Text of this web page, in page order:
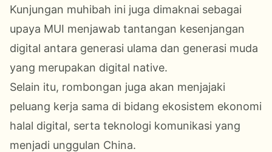
Kunjungan muhibah ini juga dimaknai sebagai
upaya MUI menjawab tantangan kesenjangan
digital antara generasi ulama dan generasi muda
yang merupakan digital native.
Selain itu, rombongan juga akan menjajaki
peluang kerja sama di bidang ekosistem ekonomi
halal digital, serta teknologi komunikasi yang
menjadi unggulan China.